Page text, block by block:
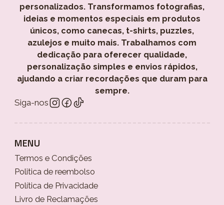
personalizados. Transformamos fotografias,
ideias e momentos especiais em produtos
únicos, como canecas, t-shirts, puzzles,
azulejos e muito mais. Trabalhamos com
dedicação para oferecer qualidade,
personalização simples e envios rápidos,
ajudando a criar recordações que duram para
sempre.
Siga-nos
MENU
Termos e Condições
Politica de reembolso
Política de Privacidade
Livro de Reclamações